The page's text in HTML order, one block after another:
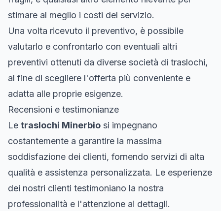
stimare al meglio i costi del servizio.
Una volta ricevuto il preventivo, è possibile
valutarlo e confrontarlo con eventuali altri
preventivi ottenuti da diverse società di traslochi,
al fine di scegliere l'offerta più conveniente e
adatta alle proprie esigenze.
Recensioni e testimonianze
Le traslochi Minerbio si impegnano
costantemente a garantire la massima
soddisfazione dei clienti, fornendo servizi di alta
qualità e assistenza personalizzata. Le esperienze
dei nostri clienti testimoniano la nostra
professionalità e l'attenzione ai dettagli.